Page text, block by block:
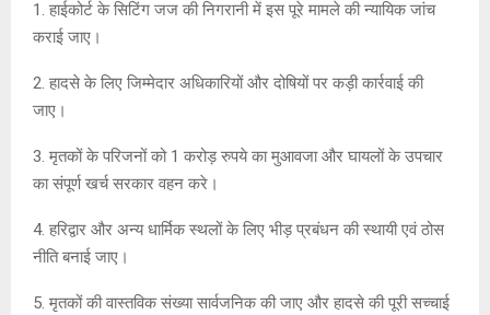
1. हाईकोर्ट के सिटिंग जज की निगरानी में इस पूरे मामले की न्यायिक जांच
कराई जाए।
2. हादसे के लिए जिम्मेदार अधिकारियों और दोषियों पर कड़ी कार्रवाई की
जाए।
3. मृतकों के परिजनों को 1 करोड़ रुपये का मुआवजा और घायलों के उपचार
का संपूर्ण खर्च सरकार वहन करे।
4. हरिद्वार और अन्य धार्मिक स्थलों के लिए भीड़ प्रबंधन की स्थायी एवं ठोस
नीति बनाई जाए।
5. मृतकों की वास्तविक संख्या सार्वजनिक की जाए और हादसे की पूरी सच्चाई